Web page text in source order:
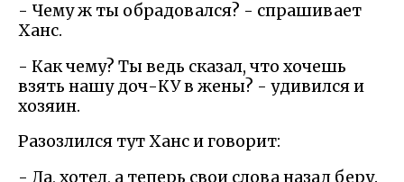
- Чему ж ты обрадовался? - спрашивает
Ханс.
- Как чему? Ты ведь сказал, что хочешь
взять нашу доч-КУ в жены? - удивился и
хозяин.
Разозлился тут Ханс и говорит:
- Да, хотел, а теперь свои слова назад беру.